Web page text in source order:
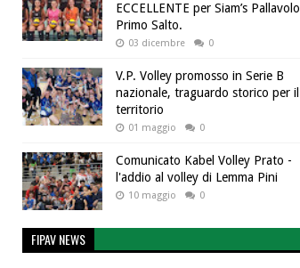
ECCELLENTE per Siam’s Pallavolo
Primo Salto.
03 dicembre 0
V.P. Volley promosso in Serie B
nazionale, traguardo storico per il
territorio
01 maggio 0
Comunicato Kabel Volley Prato -
l'addio al volley di Lemma Pini
10 maggio 0
FIPAV NEWS